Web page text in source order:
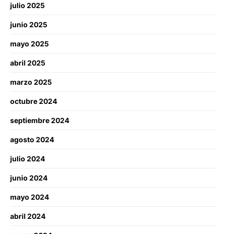
julio 2025
junio 2025
mayo 2025
abril 2025
marzo 2025
octubre 2024
septiembre 2024
agosto 2024
julio 2024
junio 2024
mayo 2024
abril 2024